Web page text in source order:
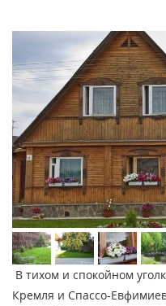
В тихом и спокойном
Кремля и Спассо-